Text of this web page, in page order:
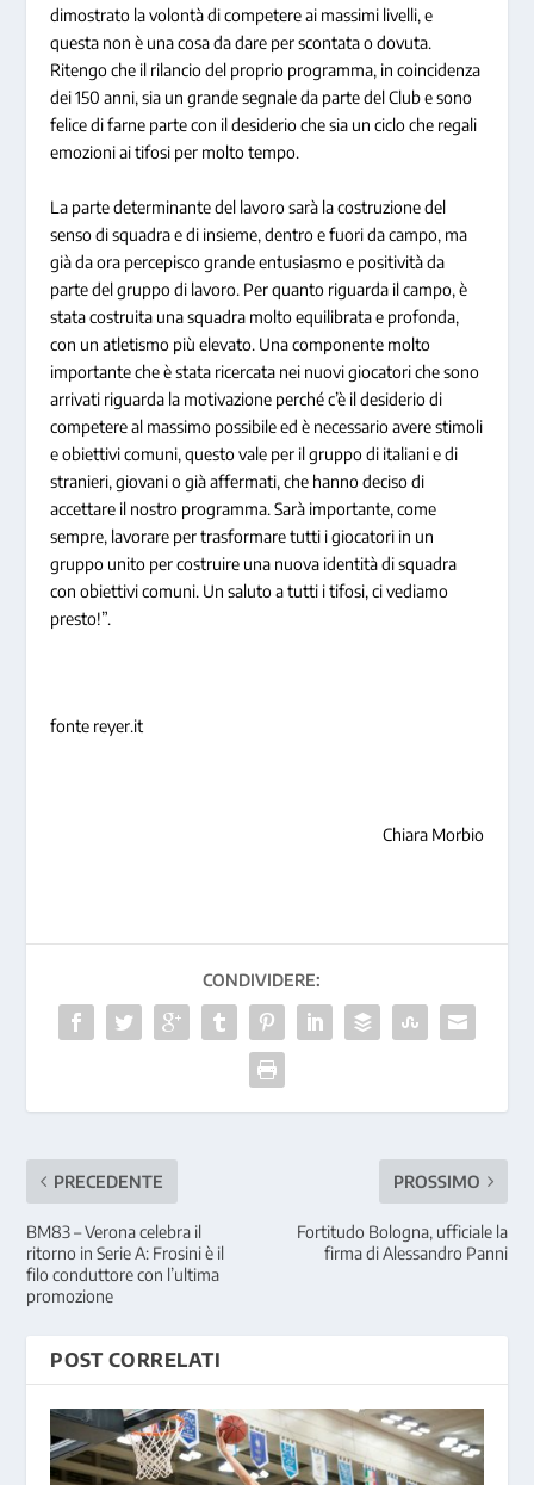
dimostrato la volontà di competere ai massimi livelli, e
questa non è una cosa da dare per scontata o dovuta.
Ritengo che il rilancio del proprio programma, in coincidenza
dei 150 anni, sia un grande segnale da parte del Club e sono
felice di farne parte con il desiderio che sia un ciclo che regali
emozioni ai tifosi per molto tempo.
La parte determinante del lavoro sarà la costruzione del
senso di squadra e di insieme, dentro e fuori da campo, ma
già da ora percepisco grande entusiasmo e positività da
parte del gruppo di lavoro. Per quanto riguarda il campo, è
stata costruita una squadra molto equilibrata e profonda,
con un atletismo più elevato. Una componente molto
importante che è stata ricercata nei nuovi giocatori che sono
arrivati riguarda la motivazione perché c’è il desiderio di
competere al massimo possibile ed è necessario avere stimoli
e obiettivi comuni, questo vale per il gruppo di italiani e di
stranieri, giovani o già affermati, che hanno deciso di
accettare il nostro programma. Sarà importante, come
sempre, lavorare per trasformare tutti i giocatori in un
gruppo unito per costruire una nuova identità di squadra
con obiettivi comuni. Un saluto a tutti i tifosi, ci vediamo
presto!”.
fonte reyer.it
Chiara Morbio
CONDIVIDERE:
PRECEDENTE
BM83 – Verona celebra il
ritorno in Serie A: Frosini è il
filo conduttore con l’ultima
promozione
PROSSIMO
Fortitudo Bologna, ufficiale la
firma di Alessandro Panni
POST CORRELATI